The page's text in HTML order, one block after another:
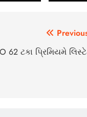
62 ટકા પ્રિમિયમે